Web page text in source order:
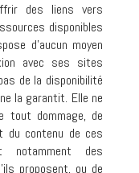
des liens vers
disponibles
d’aucun moyen
avec ses sites
de la disponibilité
la garantit. Elle ne
tout dommage, de
du contenu de ces
des
proposent, ou de